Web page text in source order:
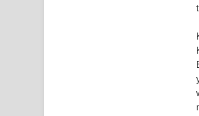
Air Terjun Memti
Pencarian Hari